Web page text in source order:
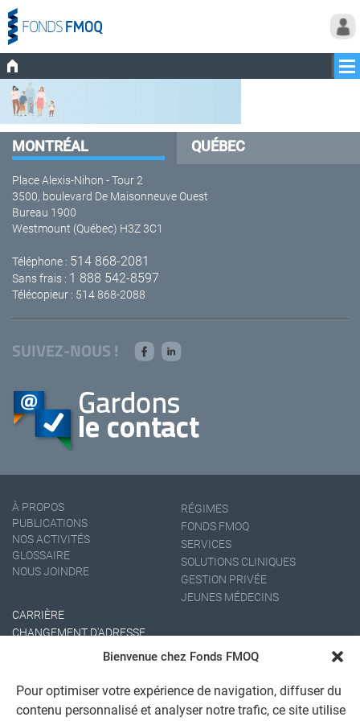
Bienvenue chez Fonds FMOQ
Pour optimiser votre expérience de navigation, diffuser du
contenu personnalisé et analyser notre trafic, ce site utilise
MONTRÉAL QUÉBEC
Place Alexis-Nihon - Tour 2
3500, boulevard De Maisonneuve Ouest
Bureau 1900
Westmount (Québec) H3Z 3C1
Téléphone : 514 868-2081
Sans frais : 1 888 542-8597
Télécopieur : 514 868-2088
SUIVEZ-NOUS !
À PROPOS
PUBLICATIONS
NOS ACTIVITÉS
GLOSSAIRE
NOUS JOINDRE
RÉGIMES
FONDS FMOQ
SERVICES
SOLUTIONS CLINIQUES
GESTION PRIVÉE
JEUNES MÉDECINS
CARRIÈRE
CHANGEMENT D'ADRESSE